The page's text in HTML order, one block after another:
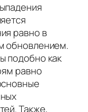
равно в
обновлением.
подобно как
равно
Также,